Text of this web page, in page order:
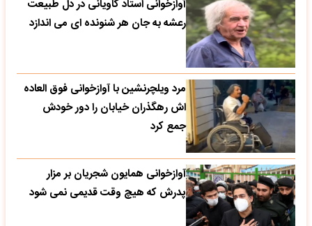
آوازخوانی استاد کاویانی در دل طبیعت
رعشه به جان هر شنونده ای می اندازد
مرد ویلچرنشین با آوازخوانی فوق العاده
اش رهگذران خیابان را دور خودش
جمع کرد
آوازخوانی همایون شجریان بر مزار
پدرش که هیچ وقت قدیمی نمی شود